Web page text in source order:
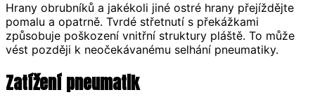
Hrany obrubníků a jakékoli jiné ostré hrany přejíždějte
pomalu a opatrně. Tvrdé střetnutí s překážkami
způsobuje poškození vnitřní struktury pláště. To může
vést později k neočekávanému selhání pneumatiky.
Zatížení pneumatik